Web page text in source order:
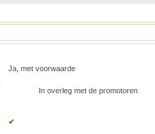
Ja, met voorwaarde
In overleg met de promotoren
✔